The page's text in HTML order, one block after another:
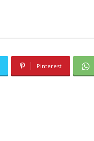
Pinterest